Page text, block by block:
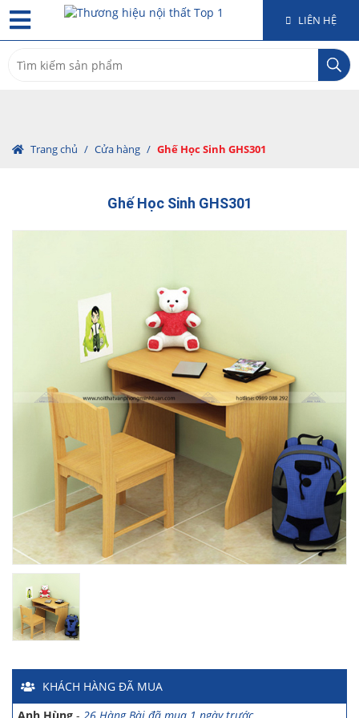
LIÊN HỆ
for:
Trang chủ / Cửa hàng / Ghế Học Sinh GHS301
Ghế Học Sinh GHS301
KHÁCH HÀNG ĐÃ MUA
Chị Hiền -
Ngõ 88 Phố Ngọc Hà đã mua 7 giờ trước
Chị Hồng Anh-
46 Tăng Bạt Hổ đã mua 2 giờ trước
Anh Quang-51 Ngô Quyền đã mua 4 giờ trước
Chị Nghi
Anh Thảo-
Chị Ánh-Số 9 Ngô Quyền đã mua 4 ngày trước
Chị Mai-Khu biệt thự Vincom Đường Hoa Lan đã mua 2 giờ
Anh Nam- 33 Đại Cổ Việt đã mua 15 giờ trước